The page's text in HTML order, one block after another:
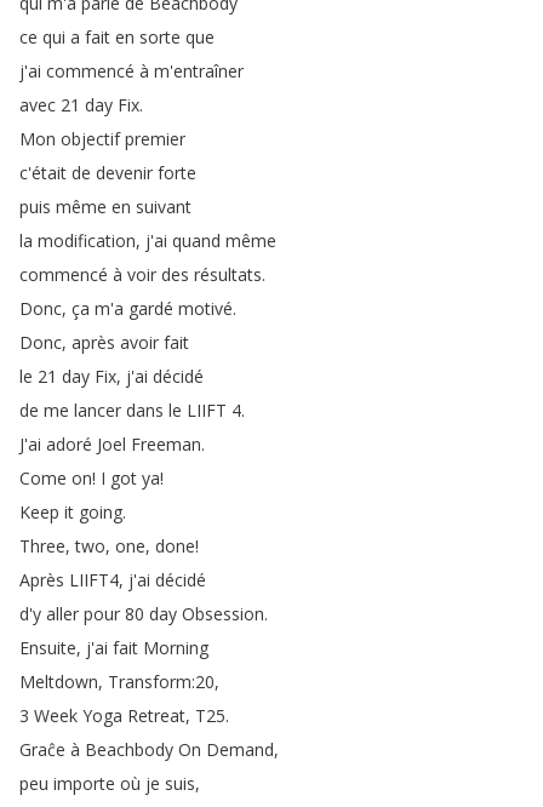
ce qui a fait en sorte que
j'ai commencé à m'entraîner
avec 21 day Fix.
Mon objectif premier
c'était de devenir forte
puis même en suivant
la modification, j'ai quand même
commencé à voir des résultats.
Donc, ça m'a gardé motivé.
Donc, après avoir fait
le 21 day Fix, j'ai décidé
de me lancer dans le LIIFT 4.
J'ai adoré Joel Freeman.
Come on! I got ya!
Keep it going.
Three,two, one, done!
Après LIIFT4, j'ai décidé
d'y aller pour 80 day Obsession.
Ensuite, j'ai fait Morning
Meltdown, Transform:20,
3 Week Yoga Retreat, T25.
Graĉe à Beachbody On Demand,
peu importe où je suis,